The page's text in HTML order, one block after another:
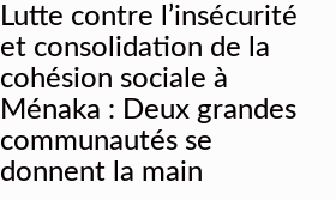
Lutte contre l’insécurité
et consolidation de la
cohésion sociale à
Ménaka : Deux grandes
communautés se
donnent la main